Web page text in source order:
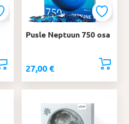
Pusle Neptuun 750 osa
27,00€